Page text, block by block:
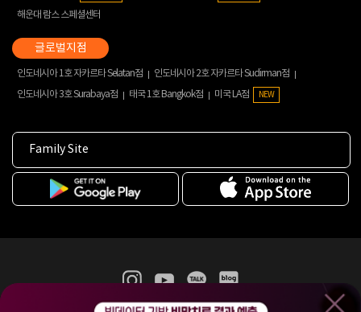
해운대 람스 스페셜센터
인도네시아 1호 자카르타 Selatan점
인도네시아 2호 자카르타 Sudirman점
인도네시아 3호 Surabaya점
태국 1호 Bangkok점 미국 LA점 NEW
Family Site